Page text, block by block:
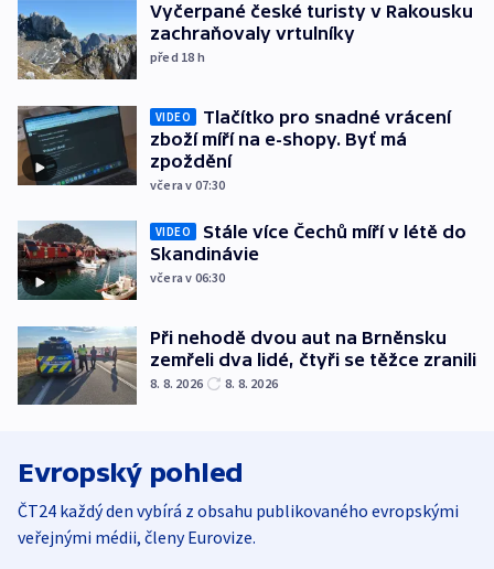
Vyčerpané české turisty v Rakousku
zachraňovaly vrtulníky
před 18 h
VIDEO
Tlačítko pro snadné vrácení
zboží míří na e-shopy. Byť má
zpoždění
včera v 07:30
VIDEO
Stále více Čechů míří v létě do
Skandinávie
včera v 06:30
Při nehodě dvou aut na Brněnsku
zemřeli dva lidé, čtyři se těžce zranili
8. 8. 2026 8. 8. 2026
Evropský pohled
ČT24 každý den vybírá z obsahu publikovaného evropskými
veřejnými médii, členy Eurovize.